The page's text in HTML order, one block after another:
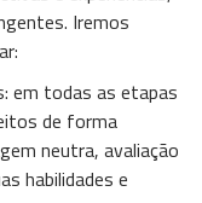
Iremos
em todas as etapas
de forma
neutra, avaliação
habilidades e